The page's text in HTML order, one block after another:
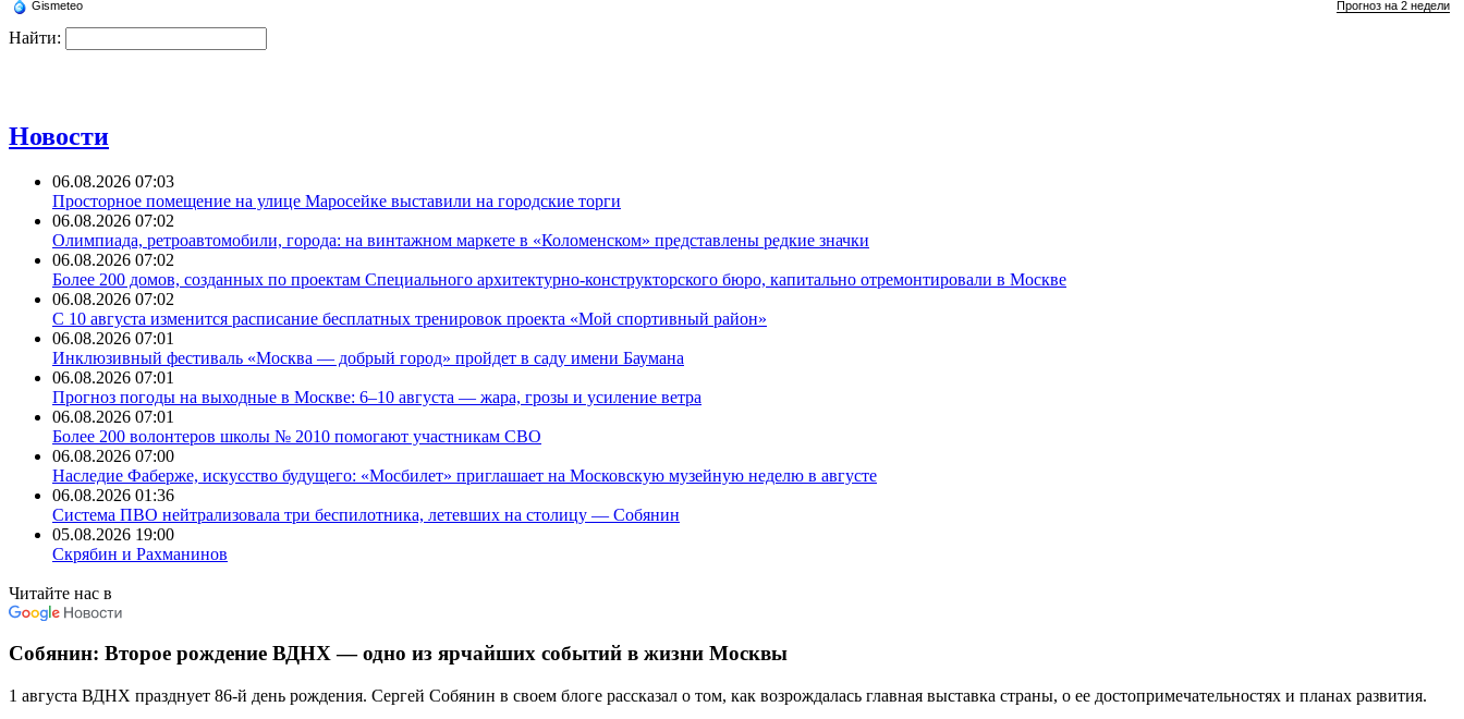
Gismeteo Прогноз на 2 недели
Найти:
Новости
06.08.2026 07:03
Просторное помещение на улице Маросейке выставили на городские торги
06.08.2026 07:02
Олимпиада, ретроавтомобили, города: на винтажном маркете в «Коломенском» представлены редкие значки
06.08.2026 07:02
Более 200 домов, созданных по проектам Специального архитектурно-конструкторского бюро, капитально отремонтировали в Москве
06.08.2026 07:02
С 10 августа изменится расписание бесплатных тренировок проекта «Мой спортивный район»
06.08.2026 07:01
Инклюзивный фестиваль «Москва — добрый город» пройдет в саду имени Баумана
06.08.2026 07:01
Прогноз погоды на выходные в Москве: 6–10 августа — жара, грозы и усиление ветра
06.08.2026 07:01
Более 200 волонтеров школы № 2010 помогают участникам СВО
06.08.2026 07:00
Наследие Фаберже, искусство будущего: «Мосбилет» приглашает на Московскую музейную неделю в августе
06.08.2026 01:36
Система ПВО нейтрализовала три беспилотника, летевших на столицу — Собянин
05.08.2026 19:00
Скрябин и Рахманинов
Читайте нас в
Собянин: Второе рождение ВДНХ — одно из ярчайших событий в жизни Москвы
1 августа ВДНХ празднует 86-й день рождения. Сергей Собянин в своем блоге рассказал о том, как возрождалась главная выставка страны, о ее достопримечательностях и планах развития.